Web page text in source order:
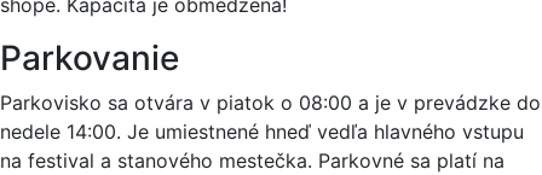
Parkovanie
Parkovisko sa otvára v piatok o 08:00 a je v prevádzke do
nedele 14:00. Je umiestnené hneď vedľa hlavného vstupu
na festival a stanového mestečka. Parkovné sa platí na